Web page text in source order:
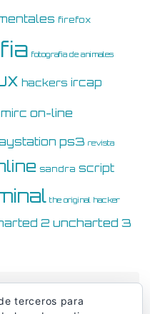
firefox
fotografia de animales
hackers ircap
mirc on-line
ps3 revista
sandra script
the original hacker
2 uncharted 3
terceros para